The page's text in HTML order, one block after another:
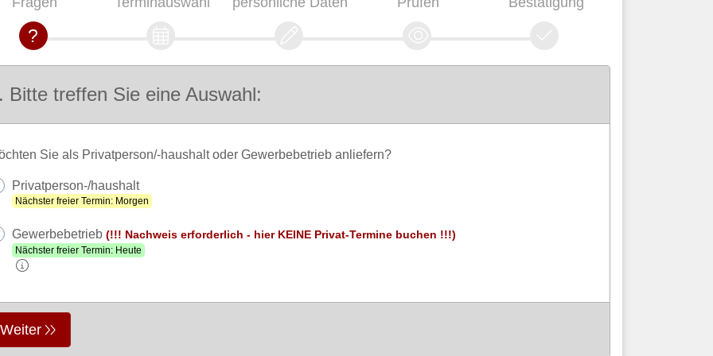
Bitte treffen Sie eine Auswahl:
Sie als Privatperson/-haushalt oder Gewerbebetrieb anliefern?
Privatperson-/haushalt
Nächster freier Termin: Morgen
Gewerbebetrieb (!!! Nachweis erforderlich - hier KEINE Privat-Termine buchen !!!)
Nächster freier Termin: Heute
Weiter